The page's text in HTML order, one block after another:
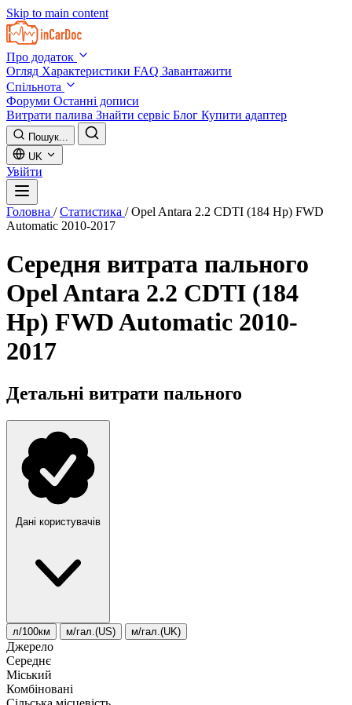
Skip to main content
Про додаток
Огляд Характеристики FAQ Завантажити
Спільнота
Форуми Останні дописи
Витрати палива Знайти сервіс Блог Купити адаптер
Пошук...
UK
Увійти
Головна / Статистика / Opel Antara 2.2 CDTI (184 Hp) FWD
Automatic 2010-2017
Середня витрата пального
Opel Antara 2.2 CDTI (184
Hp) FWD Automatic 2010-
2017
Детальні витрати пального
Дані користувачів
л/100км м/гал.(US) м/гал.(UK)
Джерело
Середнє
Міський
Комбіновані